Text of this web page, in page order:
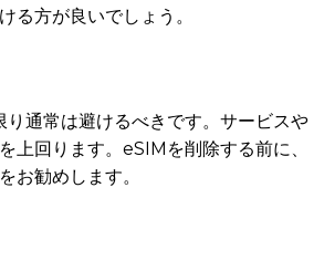
る方が良いでしょう。
通常は避けるべきです。サービスや
上回ります。eSIMを削除する前に、
お勧めします。